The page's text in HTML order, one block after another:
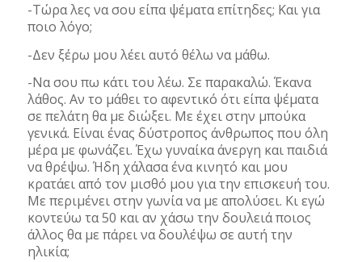
-Τώρα λες να σου είπα ψέματα επίτηδες; Και για
ποιο λόγο;
-Δεν ξέρω μου λέει αυτό θέλω να μάθω.
-Να σου πω κάτι του λέω. Σε παρακαλώ. Έκανα
λάθος. Αν το μάθει το αφεντικό ότι είπα ψέματα
σε πελάτη θα με διώξει. Με έχει στην μπούκα
γενικά. Είναι ένας δύστροπος άνθρωπος που όλη
μέρα με φωνάζει. Έχω γυναίκα άνεργη και παιδιά
να θρέψω. Ήδη χάλασα ένα κινητό και μου
κρατάει από τον μισθό μου για την επισκευή του.
Με περιμένει στην γωνία να με απολύσει. Κι εγώ
κοντεύω τα 50 και αν χάσω την δουλειά ποιος
άλλος θα με πάρει να δουλέψω σε αυτή την
ηλικία;